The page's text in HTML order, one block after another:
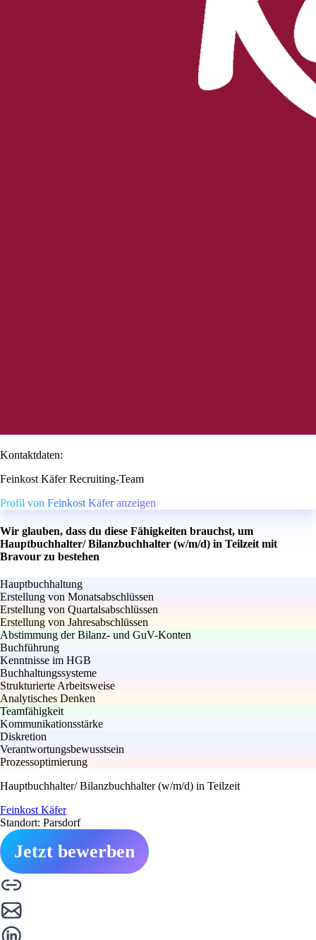
Kontaktdaten:
Feinkost Käfer Recruiting-Team
Profil von Feinkost Käfer anzeigen
Wir glauben, dass du diese Fähigkeiten brauchst, um
Hauptbuchhalter/ Bilanzbuchhalter (w/m/d) in Teilzeit mit
Bravour zu bestehen
Hauptbuchhaltung
Erstellung von Monatsabschlüssen
Erstellung von Quartalsabschlüssen
Erstellung von Jahresabschlüssen
Abstimmung der Bilanz- und GuV-Konten
Buchführung
Kenntnisse im HGB
Buchhaltungssysteme
Strukturierte Arbeitsweise
Analytisches Denken
Teamfähigkeit
Kommunikationsstärke
Diskretion
Verantwortungsbewusstsein
Prozessoptimierung
Hauptbuchhalter/ Bilanzbuchhalter (w/m/d) in Teilzeit
Feinkost Käfer
Standort: Parsdorf
Jetzt bewerben